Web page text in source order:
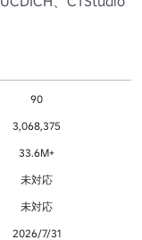
90
3,068,375
33.6M+
未対応
未対応
2026/7/31